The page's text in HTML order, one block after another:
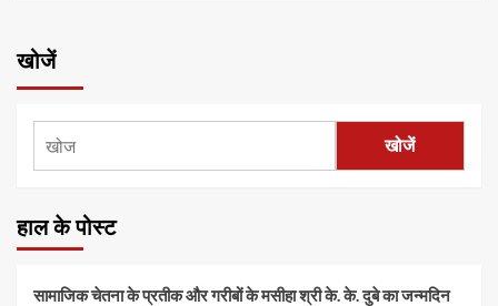
खोजें
खोजें
हाल के पोस्ट
सामाजिक चेतना के प्रतीक और गरीबों के मसीहा श्री के. के. दुबे का जन्मदिन